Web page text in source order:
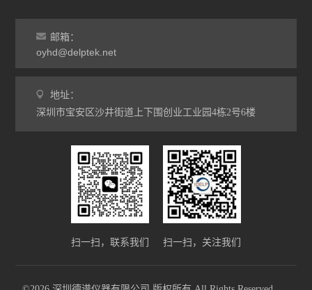
邮箱：
oyhd@delptek.net
地址：
深圳市宝安区沙井街道上下围创业工业园4栋2号6楼
扫一扫，联系我们 扫一扫，关注我们